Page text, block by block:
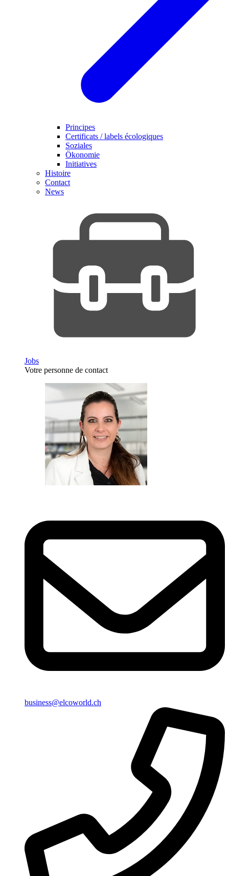
Principes
Certificats / labels écologiques
Soziales
Ökonomie
Initiatives
Histoire
Contact
News
Jobs
Votre personne de contact
business@elcoworld.ch